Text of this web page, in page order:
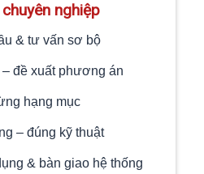
nghiệp
& tư vấn sơ bộ
đề xuất phương án
hạng mục
– đúng kỹ thuật
& bàn giao hệ thống